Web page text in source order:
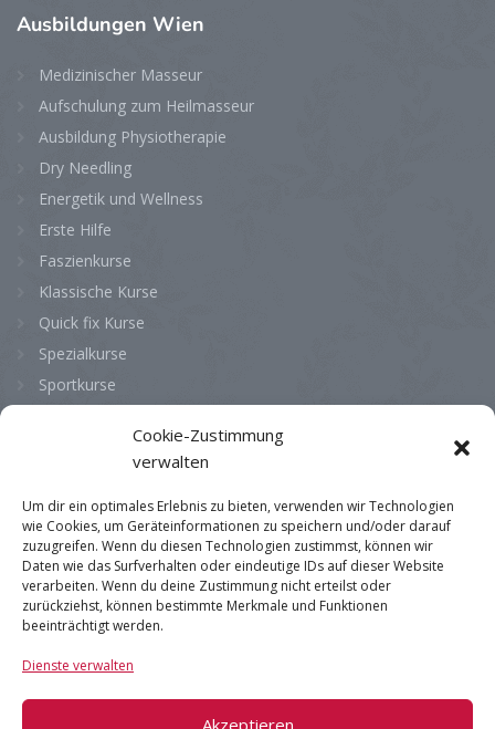
Cookie-Zustimmung
verwalten
Um dir ein optimales Erlebnis zu bieten, verwenden wir Technologien
wie Cookies, um Geräteinformationen zu speichern und/oder darauf
zuzugreifen. Wenn du diesen Technologien zustimmst, können wir
Daten wie das Surfverhalten oder eindeutige IDs auf dieser Website
verarbeiten. Wenn du deine Zustimmung nicht erteilst oder
zurückziehst, können bestimmte Merkmale und Funktionen
beeinträchtigt werden.
Dienste verwalten
Akzeptieren
Ausbildungen Wien
Medizinischer Masseur
Aufschulung zum Heilmasseur
Ausbildung Physiotherapie
Dry Needling
Energetik und Wellness
Erste Hilfe
Faszienkurse
Klassische Kurse
Quick fix Kurse
Spezialkurse
Sportkurse
Dienstag 08:00 - 13:00
Mittwoch 08:00 - 13:00
Donnerstag
Samstag